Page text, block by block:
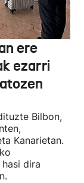
ere
ezarri
Bilbon,
Kanarietan.
dira